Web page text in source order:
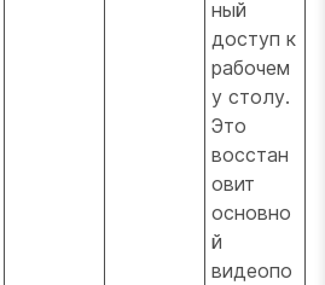
ный
доступ к
рабочем
у столу.
Это
восстан
овит
основно
й
видеопо